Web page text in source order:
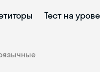
Тест на